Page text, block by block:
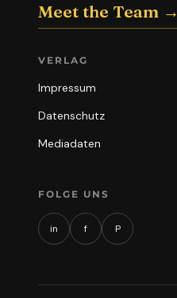
Meet the Team →
VERLAG
Impressum
Datenschutz
Mediadaten
FOLGE UNS
in f P